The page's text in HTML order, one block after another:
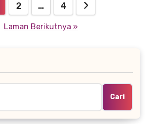
2 … 4
Laman Berikutnya »
Cari